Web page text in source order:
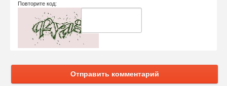
Повторите код:
Отправить комментарий